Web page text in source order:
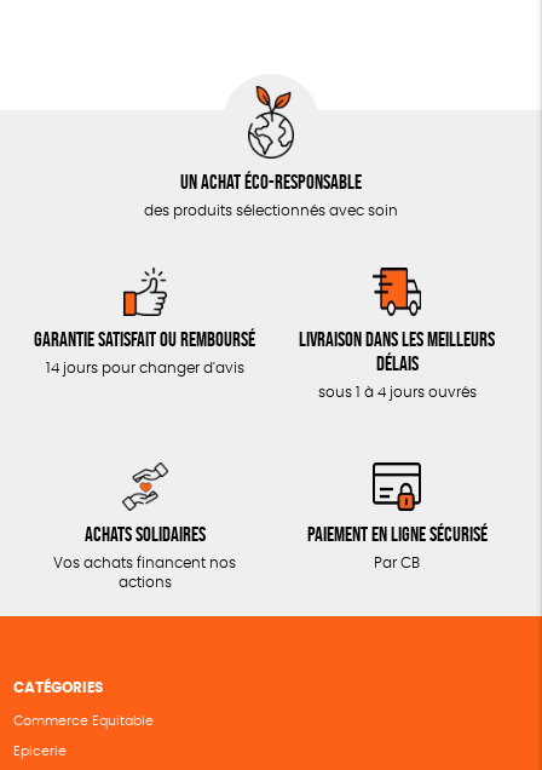
Un achat éco-responsable
des produits sélectionnés avec soin
Garantie satisfait ou remboursé
14 jours pour changer d'avis
Livraison dans les meilleurs
délais
sous 1 à 4 jours ouvrés
Achats solidaires
Vos achats financent nos
actions
Paiement en ligne sécurisé
Par CB
CATÉGORIES
Commerce Equitable
Epicerie